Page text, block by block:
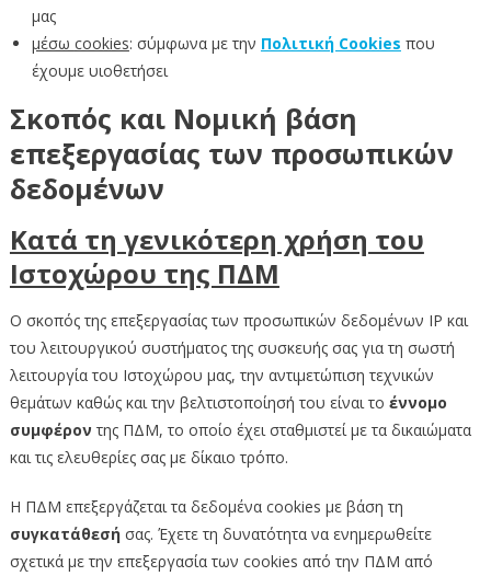
μας
μέσω cookies: σύμφωνα με την Πολιτική Cookies που
έχουμε υιοθετήσει
Σκοπός και Νομική βάση
επεξεργασίας των προσωπικών
δεδομένων
Κατά τη γενικότερη χρήση του
Ιστοχώρου της ΠΔΜ
Ο σκοπός της επεξεργασίας των προσωπικών δεδομένων ΙΡ και
του λειτουργικού συστήματος της συσκευής σας για τη σωστή
λειτουργία του Ιστοχώρου μας, την αντιμετώπιση τεχνικών
θεμάτων καθώς και την βελτιστοποίησή του είναι το έννομο
συμφέρον της ΠΔΜ, το οποίο έχει σταθμιστεί με τα δικαιώματα
και τις ελευθερίες σας με δίκαιο τρόπο.
Η ΠΔΜ επεξεργάζεται τα δεδομένα cookies με βάση τη
συγκατάθεσή σας. Έχετε τη δυνατότητα να ενημερωθείτε
σχετικά με την επεξεργασία των cookies από την ΠΔΜ από